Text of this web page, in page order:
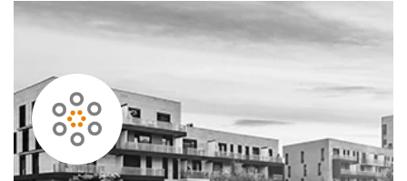
Premium